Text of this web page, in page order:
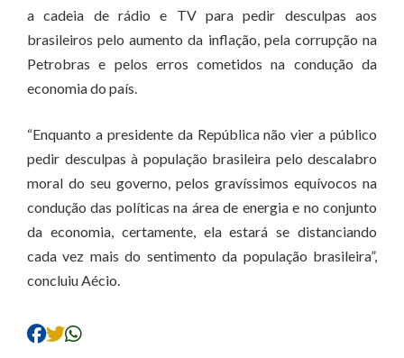
a cadeia de rádio e TV para pedir desculpas aos
brasileiros pelo aumento da inflação, pela corrupção na
Petrobras e pelos erros cometidos na condução da
economia do país.
“Enquanto a presidente da República não vier a público
pedir desculpas à população brasileira pelo descalabro
moral do seu governo, pelos gravíssimos equívocos na
condução das políticas na área de energia e no conjunto
da economia, certamente, ela estará se distanciando
cada vez mais do sentimento da população brasileira”,
concluiu Aécio.